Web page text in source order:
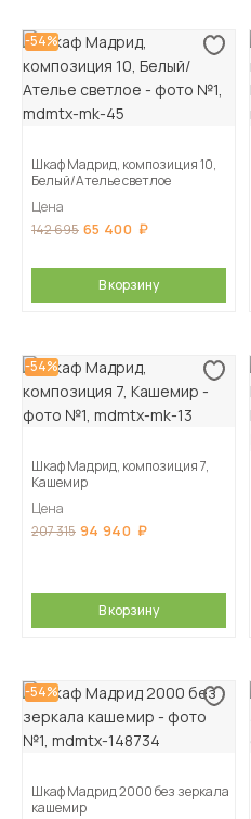
-54%
Шкаф Мадрид, композиция 10,
Белый/Ателье светлое
Цена
142 695 65 400
В корзину
-54%
Шкаф Мадрид, композиция 7,
Кашемир
Цена
207 315 94 940
В корзину
-54%
Шкаф Мадрид 2000 без зеркала
кашемир